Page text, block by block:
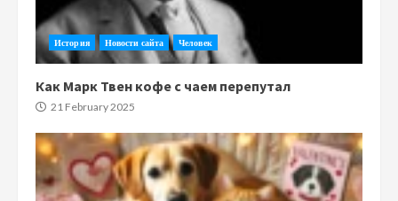
История Новости сайта Человек
Как Марк Твен кофе с чаем перепутал
21 February 2025